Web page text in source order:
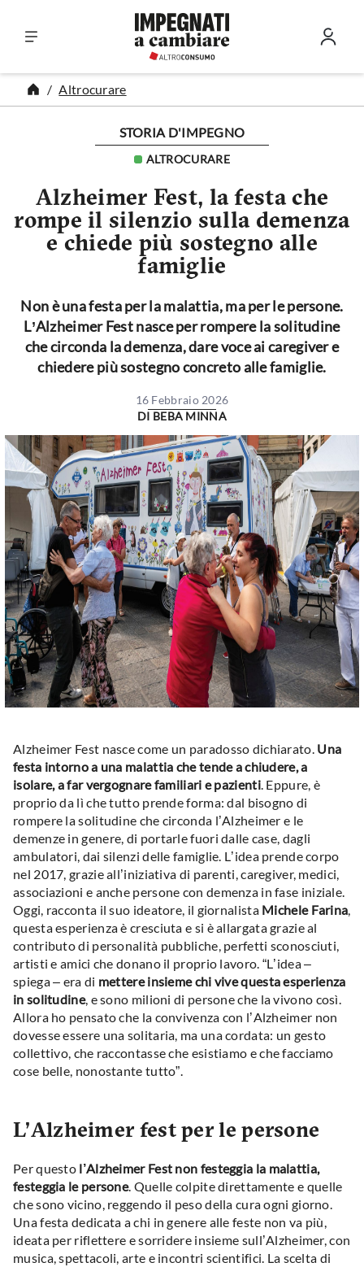
Altrocurare
STORIA D'IMPEGNO
ALTROCURARE
Alzheimer Fest, la festa che
rompe il silenzio sulla demenza
e chiede più sostegno alle
famiglie
Non è una festa per la malattia, ma per le persone.
L’Alzheimer Fest nasce per rompere la solitudine
che circonda la demenza, dare voce ai caregiver e
chiedere più sostegno concreto alle famiglie.
16 Febbraio 2026
DI BEBA MINNA
Alzheimer Fest nasce come un paradosso dichiarato. Una
festa intorno a una malattia che tende a chiudere, a
isolare, a far vergognare familiari e pazienti. Eppure, è
proprio da lì che tutto prende forma: dal bisogno di
rompere la solitudine che circonda l’Alzheimer e le
demenze in genere, di portarle fuori dalle case, dagli
ambulatori, dai silenzi delle famiglie. L’idea prende corpo
nel 2017, grazie all’iniziativa di parenti, caregiver, medici,
associazioni e anche persone con demenza in fase iniziale.
Oggi, racconta il suo ideatore, il giornalista Michele Farina,
questa esperienza è cresciuta e si è allargata grazie al
contributo di personalità pubbliche, perfetti sconosciuti,
artisti e amici che donano il proprio lavoro. “L’idea –
spiega – era di mettere insieme chi vive questa esperienza
in solitudine, e sono milioni di persone che la vivono così.
Allora ho pensato che la convivenza con l’Alzheimer non
dovesse essere una solitaria, ma una cordata: un gesto
collettivo, che raccontasse che esistiamo e che facciamo
cose belle, nonostante tutto”.
L’Alzheimer fest per le persone
Per questo l’Alzheimer Fest non festeggia la malattia,
festeggia le persone. Quelle colpite direttamente e quelle
che sono vicino, reggendo il peso della cura ogni giorno.
Una festa dedicata a chi in genere alle feste non va più,
ideata per riflettere e sorridere insieme sull’Alzheimer, con
musica, spettacoli, arte e incontri scientifici. La scelta di